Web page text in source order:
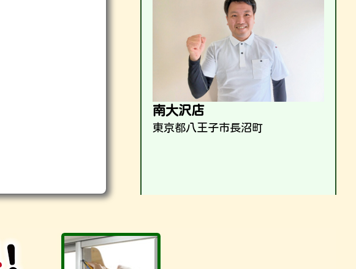
南大沢店
東京都八王子市長沼町